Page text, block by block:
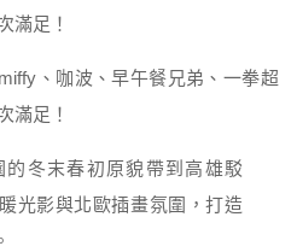
冬末春初原貌帶到高雄駁
光影與北歐插畫氛圍，打造